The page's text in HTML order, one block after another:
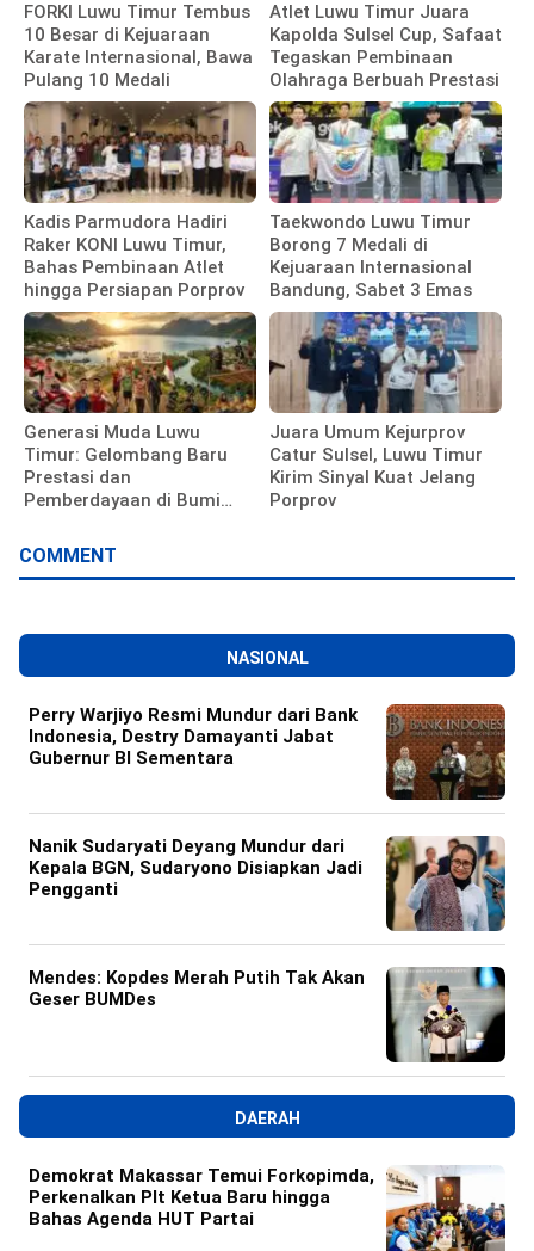
FORKI Luwu Timur Tembus
10 Besar di Kejuaraan
Karate Internasional, Bawa
Pulang 10 Medali
Atlet Luwu Timur Juara
Kapolda Sulsel Cup, Safaat
Tegaskan Pembinaan
Olahraga Berbuah Prestasi
Kadis Parmudora Hadiri
Raker KONI Luwu Timur,
Bahas Pembinaan Atlet
hingga Persiapan Porprov
Taekwondo Luwu Timur
Borong 7 Medali di
Kejuaraan Internasional
Bandung, Sabet 3 Emas
Generasi Muda Luwu
Timur: Gelombang Baru
Prestasi dan
Pemberdayaan di Bumi
Juara Umum Kejurprov
Catur Sulsel, Luwu Timur
Kirim Sinyal Kuat Jelang
Porprov
COMMENT
NASIONAL
Perry Warjiyo Resmi Mundur dari Bank
Indonesia, Destry Damayanti Jabat
Gubernur BI Sementara
Nanik Sudaryati Deyang Mundur dari
Kepala BGN, Sudaryono Disiapkan Jadi
Pengganti
Mendes: Kopdes Merah Putih Tak Akan
Geser BUMDes
DAERAH
Demokrat Makassar Temui Forkopimda,
Perkenalkan Plt Ketua Baru hingga
Bahas Agenda HUT Partai